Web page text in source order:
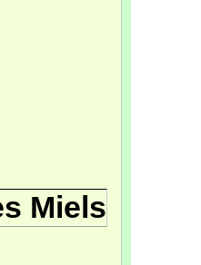
Miels